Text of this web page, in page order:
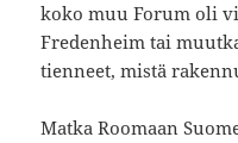
koko muu Forum oli
Fredenheim tai
tienneet, mistä
Matka Roomaan